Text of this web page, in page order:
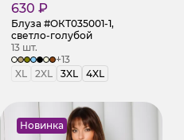
630 ₽
Блуза #ОКТ035001-1,
светло-голубой
13 шт.
+13
XL
2XL 3XL 4XL
Новинка